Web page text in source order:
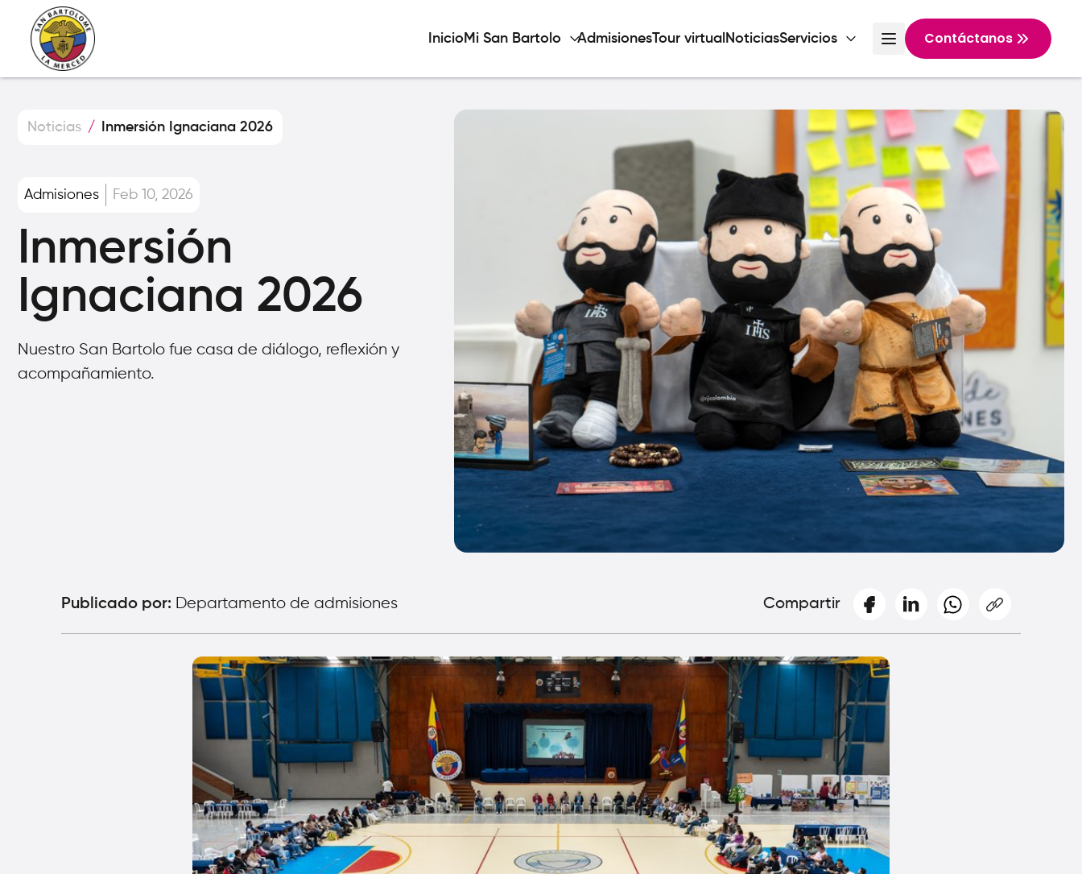
InicioMi San Bartolo AdmisionesTour virtual NoticiasServicios Contáctanos
Noticias / Inmersión Ignaciana 2026
Admisiones Feb 10, 2026
Inmersión
Ignaciana 2026
Nuestro San Bartolo fue casa de diálogo, reflexión y
acompañamiento.
Publicado por: Departamento de admisiones Compartir